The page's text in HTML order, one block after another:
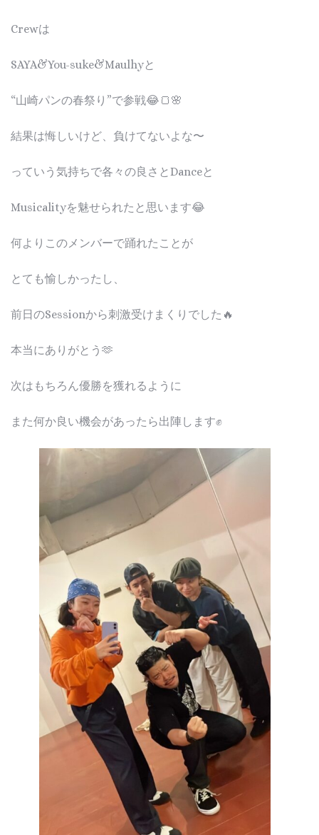
Crewは
SAYA&You-suke&Maulhyと
“山崎パンの春祭り”で参戦😂🍞🌸
結果は悔しいけど、負けてないよな〜
っていう気持ちで各々の良さとDanceと
Musicalityを魅せられたと思います😂
何よりこのメンバーで踊れたことが
とても愉しかったし、
前日のSessionから刺激受けまくりでした🔥
本当にありがとう🫶
次はもちろん優勝を獲れるように
また何か良い機会があったら出陣します✊